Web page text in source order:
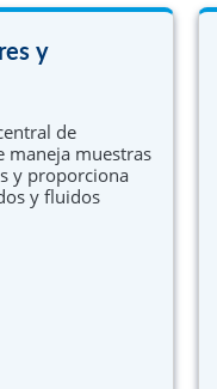
evaluación
Einstein y para
en el Programa
y
de
maneja muestras
y proporciona
y fluidos